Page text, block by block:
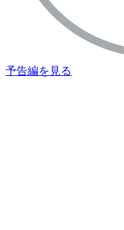
予告編を見る